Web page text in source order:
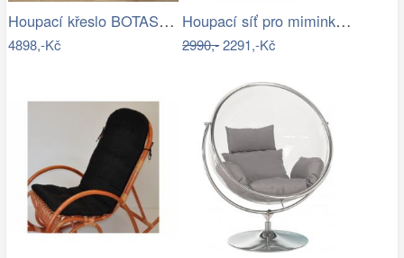
Houpací křeslo BOTAS Halmar
4898,-Kč
Houpací síť pro miminka La Siesta…
2990,-2291,-Kč